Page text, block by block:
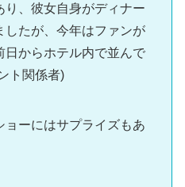
り、彼女自身がディナー
したが、今年はファンが
日からホテル内で並んで
ト関係者)
ョーにはサプライズもあ